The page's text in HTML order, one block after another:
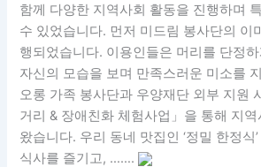
함께 다양한 지역사회 활동을 진행하며
수 있었습니다. 먼저 미드림 봉사단의 이
행되었습니다. 이용인들은 머리를 단정
자신의 모습을 보며 만족스러운 미소를
오롱 가족 봉사단과 우양재단 외부 지원
거리 & 장애친화 체험사업」을 통해 지
왔습니다. 우리 동네 맛집인 ‘정밀 한정식
식사를 즐기고, …….